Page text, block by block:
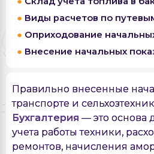
Виды расчетов по
Оприходование
Внесение начальных
Правильно внесенные
транспорте и
Бухгалтерия — это основа
учета работы техники,
ремонтов, начисления